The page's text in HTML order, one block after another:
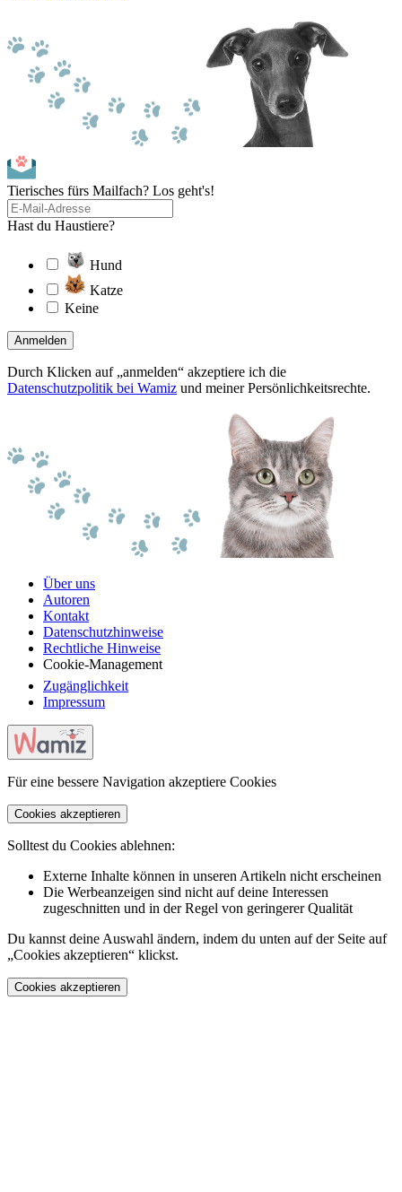
Tierisches fürs Mailfach? Los geht's!
Hast du Haustiere?
Hund
Katze
Keine
Anmelden
Durch Klicken auf „anmelden“ akzeptiere ich die
Datenschutzpolitik bei Wamiz und meiner Persönlichkeitsrechte.
Über uns
Autoren
Kontakt
Datenschutzhinweise
Rechtliche Hinweise
Cookie-Management
Zugänglichkeit
Impressum
Für eine bessere Navigation akzeptiere Cookies
Cookies akzeptieren
Solltest du Cookies ablehnen:
Externe Inhalte können in unseren Artikeln nicht erscheinen
Die Werbeanzeigen sind nicht auf deine Interessen
zugeschnitten und in der Regel von geringerer Qualität
Du kannst deine Auswahl ändern, indem du unten auf der Seite auf
„Cookies akzeptieren“ klickst.
Cookies akzeptieren